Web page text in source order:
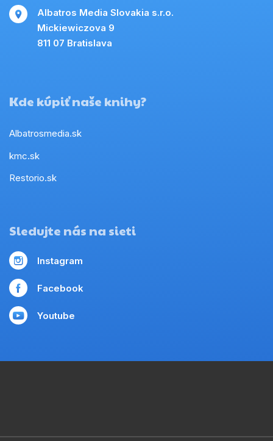
Albatros Media Slovakia s.r.o.
Mickiewiczova 9
811 07 Bratislava
Kde kúpiť naše knihy?
Albatrosmedia.sk
kmc.sk
Restorio.sk
Sledujte nás na sieti
Instagram
Facebook
Youtube